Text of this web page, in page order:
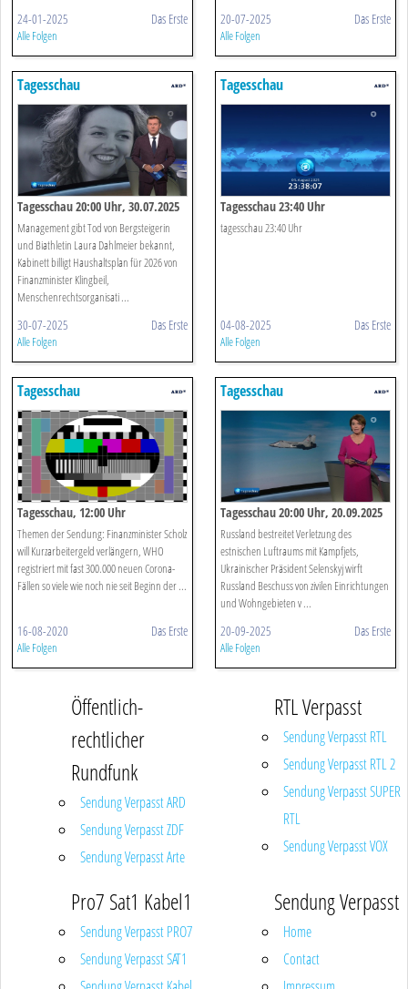
24-01-2025 Das Erste
Alle Folgen
20-07-2025 Das Erste
Alle Folgen
Tagesschau
Tagesschau 20:00 Uhr, 30.07.2025
Management gibt Tod von Bergsteigerin
und Biathletin Laura Dahlmeier bekannt,
Kabinett billigt Haushaltsplan für 2026 von
Finanzminister Klingbeil,
Menschenrechtsorganisati ...
30-07-2025 Das Erste
Alle Folgen
Tagesschau
Tagesschau 23:40 Uhr
tagesschau 23:40 Uhr
04-08-2025 Das Erste
Alle Folgen
Tagesschau
Tagesschau, 12:00 Uhr
Themen der Sendung: Finanzminister Scholz
will Kurzarbeitergeld verlängern, WHO
registriert mit fast 300.000 neuen Corona-
Fällen so viele wie noch nie seit Beginn der ...
16-08-2020 Das Erste
Alle Folgen
Tagesschau
Tagesschau 20:00 Uhr, 20.09.2025
Russland bestreitet Verletzung des
estnischen Luftraums mit Kampfjets,
Ukrainischer Präsident Selenskyj wirft
Russland Beschuss von zivilen Einrichtungen
und Wohngebieten v ...
20-09-2025 Das Erste
Alle Folgen
Öffentlich-
rechtlicher
Rundfunk
Sendung Verpasst ARD
Sendung Verpasst ZDF
Sendung Verpasst Arte
RTL Verpasst
Sendung Verpasst RTL
Sendung Verpasst RTL 2
Sendung Verpasst SUPER
RTL
Sendung Verpasst VOX
Pro7 Sat1 Kabel1
Sendung Verpasst PRO7
Sendung Verpasst SAT1
Sendung Verpasst
Home
Contact